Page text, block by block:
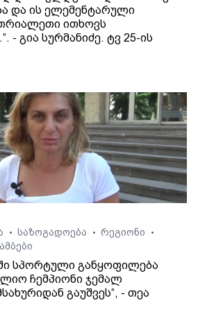
და ის ელემენტარული
ითხოვს
- გია სურმანიძე. ტვ 25-ის
• საზოგადოება • რეგიონი •
სპორტული განყოფილება
ჩემპიონი ჯემალ
გაუშვეს“, - თეა